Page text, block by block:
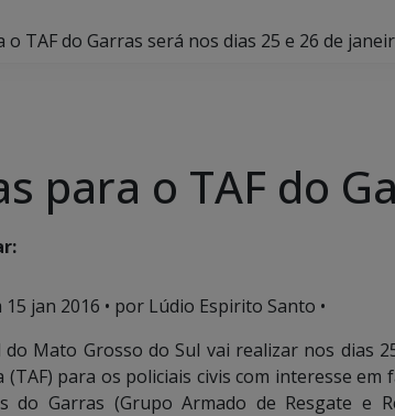
o TAF do Garras será nos dias 25 e 26 de
para o TAF do
15 jan 2016 • por Lúdio Espirito Santo •
do Mato Grosso do Sul vai realizar nos dias
(TAF) para os policiais civis com interesse
do Garras (Grupo Armado de Resgate e